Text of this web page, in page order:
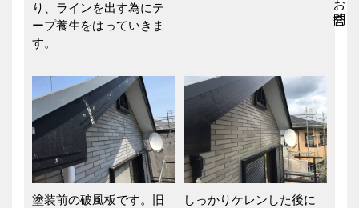
り、ラインを出す為にテ
ープ養生をはっていきま
す。
塗装前の破風板です。旧
しっかりケレンした後に